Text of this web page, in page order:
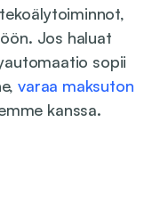
Jos haluat
sopii
varaa maksuton
kanssa.